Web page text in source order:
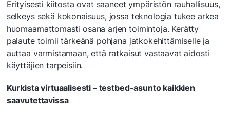
Erityisesti kiitosta ovat saaneet ympäristön rauhallisuus,
selkeys sekä kokonaisuus, jossa teknologia tukee arkea
huomaamattomasti osana arjen toimintoja. Kerätty
palaute toimii tärkeänä pohjana jatkokehittämiselle ja
auttaa varmistamaan, että ratkaisut vastaavat aidosti
käyttäjien tarpeisiin.
Kurkista virtuaalisesti – testbed-asunto kaikkien
saavutettavissa